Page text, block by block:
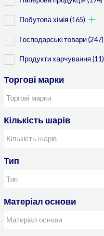
Побутова хімія (165)
Господарські товари(247)
Продукти харчування (11)
Торгові марки
Кількість шарів
Тип
Матеріал основи